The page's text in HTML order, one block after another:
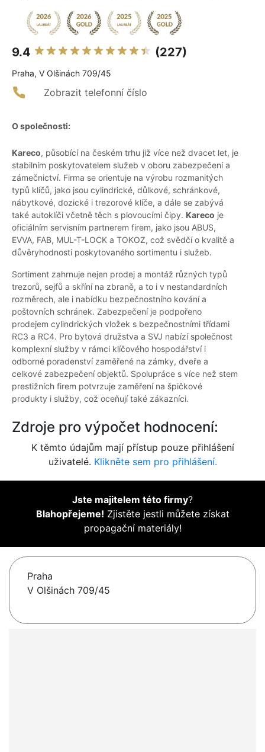
9.4 (227)
Praha, V Olšinách 709/45
Zobrazit telefonní číslo
O společnosti:
Kareco, působící na českém trhu již více než dvacet let, je
stabilním poskytovatelem služeb v oboru zabezpečení a
zámečnictví. Firma se orientuje na výrobu rozmanitých
typů klíčů, jako jsou cylindrické, důlkové, schránkové,
nábytkové, dozické i trezorové klíče, a dále se zabývá
také autoklíči včetně těch s plovoucími čipy. Kareco je
oficiálním servisním partnerem firem, jako jsou ABUS,
EVVA, FAB, MUL-T-LOCK a TOKOZ, což svědčí o kvalitě a
důvěryhodnosti poskytovaného sortimentu i služeb.
Sortiment zahrnuje nejen prodej a montáž různých typů
trezorů, sejfů a skříní na zbraně, a to i v nestandardních
rozměrech, ale i nabídku bezpečnostního kování a
poštovních schránek. Zabezpečení je podpořeno
prodejem cylindrických vložek s bezpečnostními třídami
RC3 a RC4. Pro bytová družstva a SVJ nabízí společnost
komplexní služby v rámci klíčového hospodářství i
odborné poradenství zaměřené na zámky, dveře a
celkové zabezpečení objektů. Spolupráce s více než stem
prestižních firem potvrzuje zaměření na špičkové
produkty i služby, což oceňují také zákazníci.
Zdroje pro výpočet hodnocení:
K těmto údajům mají přístup pouze přihlášení
uživatelé. Klikněte sem pro přihlášení.
Jste majitelem této firmy?
Blahopřejeme! Zjistěte jestli můžete získat
propagační materiály!
Praha
V Olšinách 709/45